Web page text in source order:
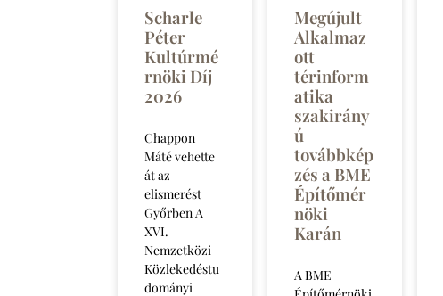
Scharle
Péter
Kultúrmé
rnöki Díj
2026
Chappon
Máté vehette
át az
elismerést
Győrben A
XVI.
Nemzetközi
Közlekedéstu
dományi
Megújult
Alkalmaz
ott
térinform
atika
szakirány
ú
továbbkép
zés a BME
Építőmér
nöki
Karán
A BME